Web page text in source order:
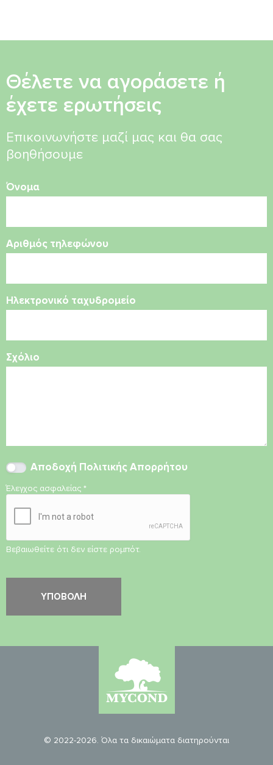
Θέλετε να αγοράσετε ή
έχετε ερωτήσεις
Επικοινωνήστε μαζί μας και θα σας
βοηθήσουμε
Όνομα
Αριθμός τηλεφώνου
Ηλεκτρονικό ταχυδρομείο
Σχόλιο
Αποδοχή Πολιτικής Απορρήτου
Έλεγχος ασφαλείας *
Βεβαιωθείτε ότι δεν είστε ρομπότ.
© 2022-2026. Όλα τα δικαιώματα διατηρούνται